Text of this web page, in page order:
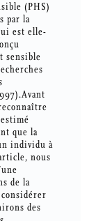
(PHS)
par la
est elle-
sensible
que la
individu à
nous
de la
des